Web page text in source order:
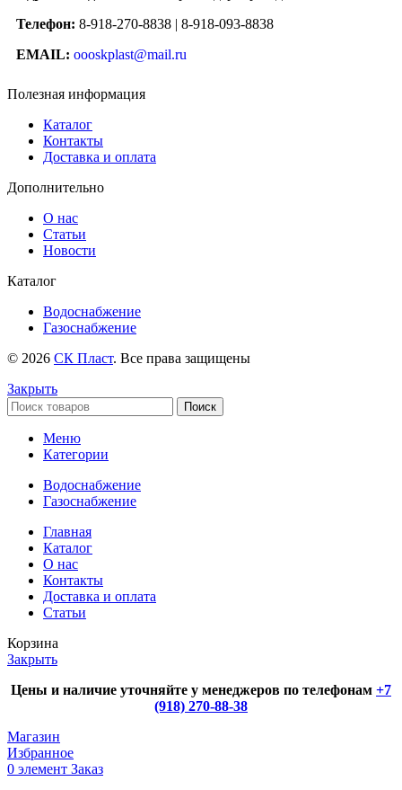
Телефон: 8-918-270-8838 | 8-918-093-8838
EMAIL: oooskplast@mail.ru
Полезная информация
Каталог
Контакты
Доставка и оплата
Дополнительно
О нас
Статьи
Новости
Каталог
Водоснабжение
Газоснабжение
© 2026 СК Пласт. Все права защищены
Закрыть
Поиск
Меню
Категории
Водоснабжение
Газоснабжение
Главная
Каталог
О нас
Контакты
Доставка и оплата
Статьи
Корзина
Закрыть
Цены и наличие уточняйте у менеджеров по телефонам +7
(918) 270-88-38
Магазин
Избранное
0 элемент Заказ